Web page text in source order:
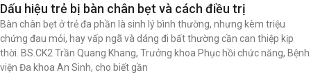
Dấu hiệu trẻ bị bàn chân bẹt và cách điều trị
Bàn chân bẹt ở trẻ đa phần là sinh lý bình thường, nhưng kèm triệu
chứng đau mỏi, hay vấp ngã và dáng đi bất thường cần can thiệp kịp
thời. BS.CK2 Trần Quang Khang, Trưởng khoa Phục hồi chức năng, Bệnh
viện Đa khoa An Sinh, cho biết gần